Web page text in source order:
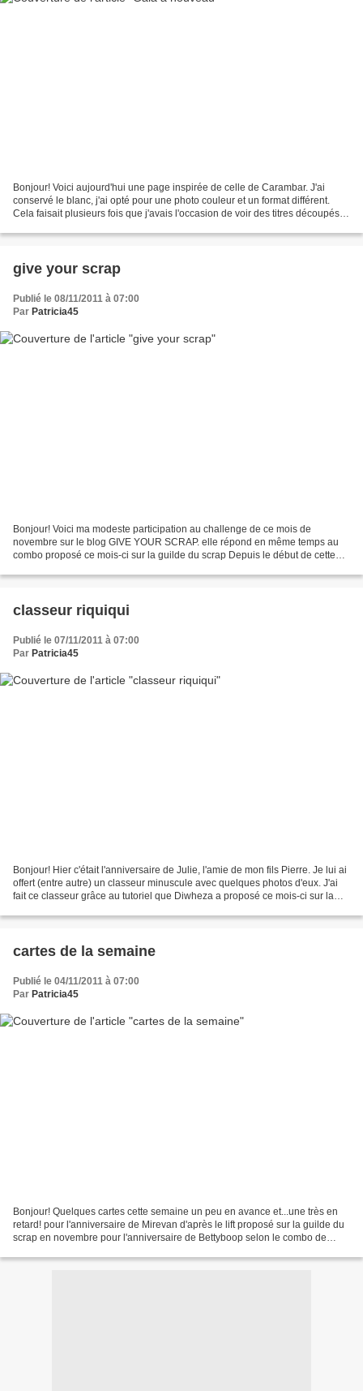
Bonjour! Voici aujourd'hui une page inspirée de celle de Carambar. J'ai
conservé le blanc, j'ai opté pour une photo couleur et un format différent.
Cela faisait plusieurs fois que j'avais l'occasion de voir des titres découpés
give your scrap
Publié le 08/11/2011 à 07:00
Par Patricia45
Bonjour! Voici ma modeste participation au challenge de ce mois de
novembre sur le blog GIVE YOUR SCRAP. elle répond en même temps au
combo proposé ce mois-ci sur la guilde du scrap Depuis le début de cette
classeur riquiqui
Publié le 07/11/2011 à 07:00
Par Patricia45
Bonjour! Hier c'était l'anniversaire de Julie, l'amie de mon fils Pierre. Je lui ai
offert (entre autre) un classeur minuscule avec quelques photos d'eux. J'ai
fait ce classeur grâce au tutoriel que Diwheza a proposé ce mois-ci sur la
cartes de la semaine
Publié le 04/11/2011 à 07:00
Par Patricia45
Bonjour! Quelques cartes cette semaine un peu en avance et...une très en
retard! pour l'anniversaire de Mirevan d'après le lift proposé sur la guilde du
scrap en novembre pour l'anniversaire de Bettyboop selon le combo de